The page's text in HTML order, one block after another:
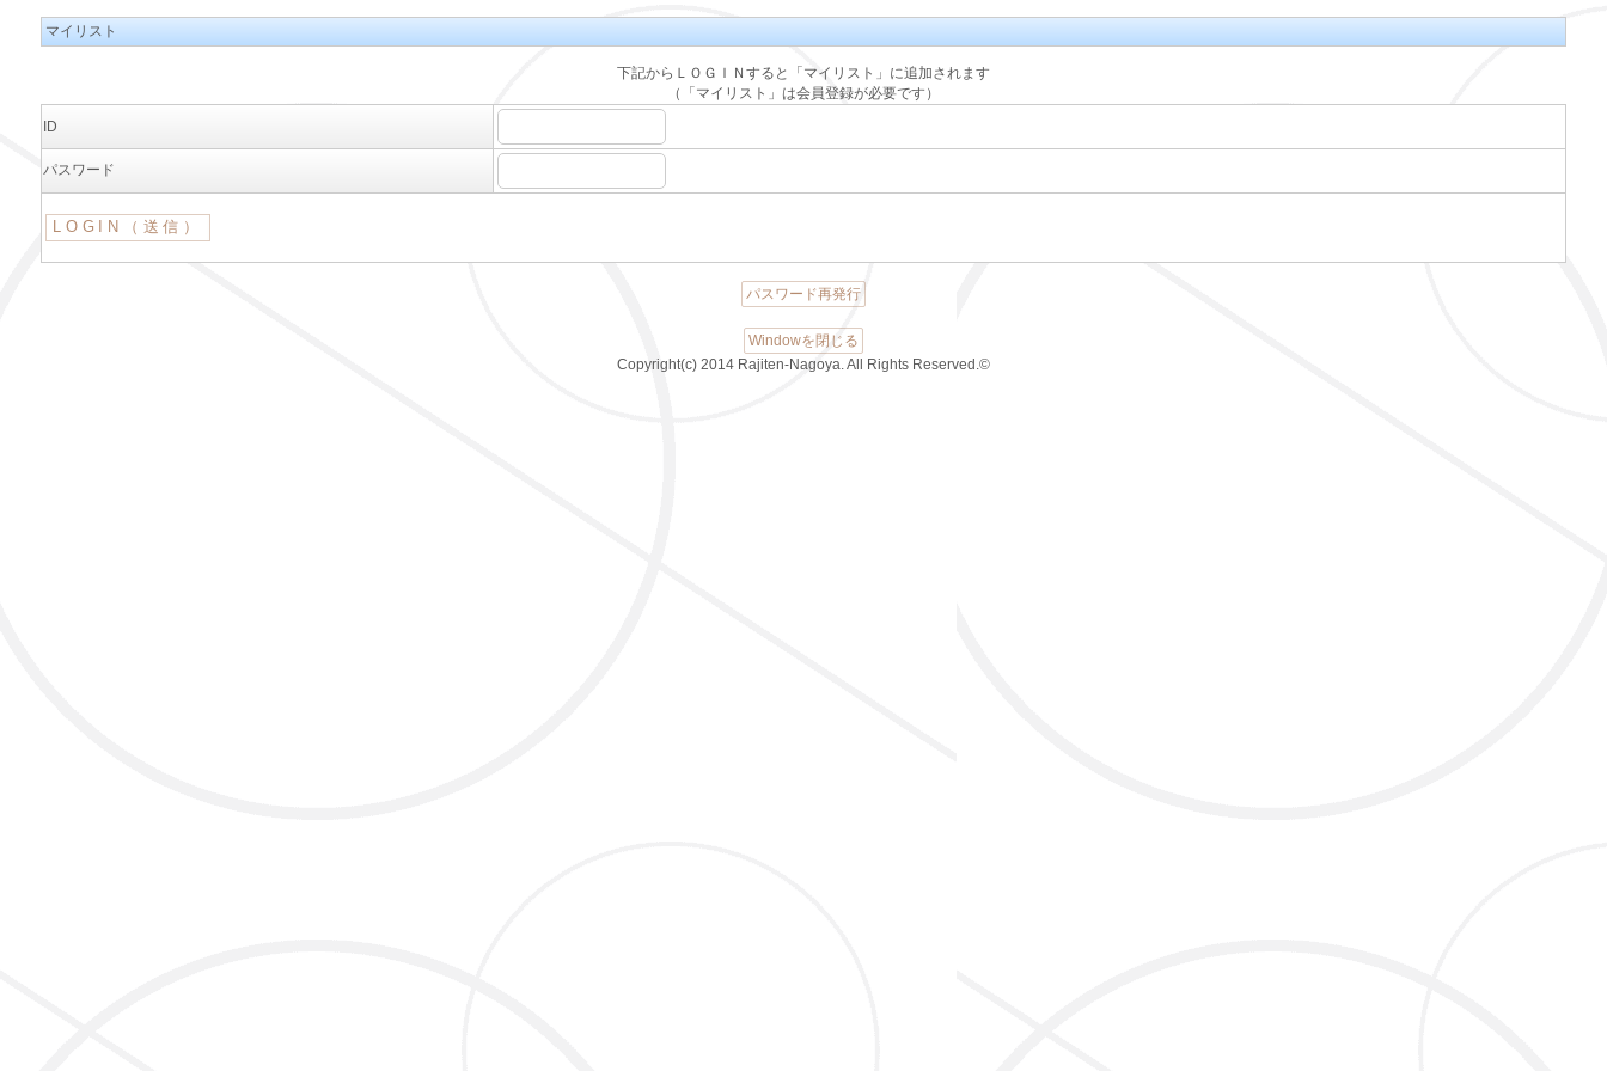
マイリスト
下記からＬＯＧＩＮすると「マイリスト」に追加されます
（「マイリスト」は会員登録が必要です）
ID
パスワード
パスワード再発行
Windowを閉じる
Copyright(c) 2014 Rajiten-Nagoya. All Rights Reserved.©